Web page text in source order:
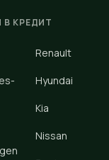
В КРЕДИТ
Renault
Hyundai
Kia
Nissan